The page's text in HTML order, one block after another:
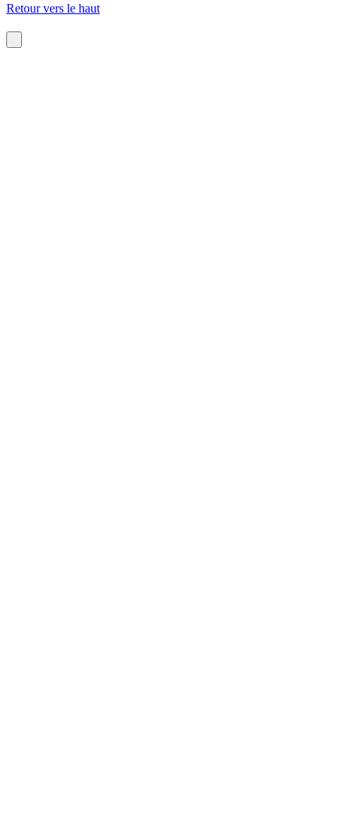
Retour vers le haut